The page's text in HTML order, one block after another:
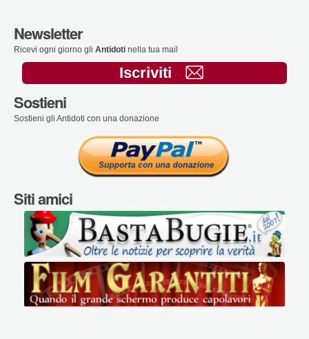
Newsletter
Ricevi ogni giorno gli Antidoti nella tua mail
Iscriviti
Sostieni
Sostieni gli Antidoti con una donazione
Siti amici